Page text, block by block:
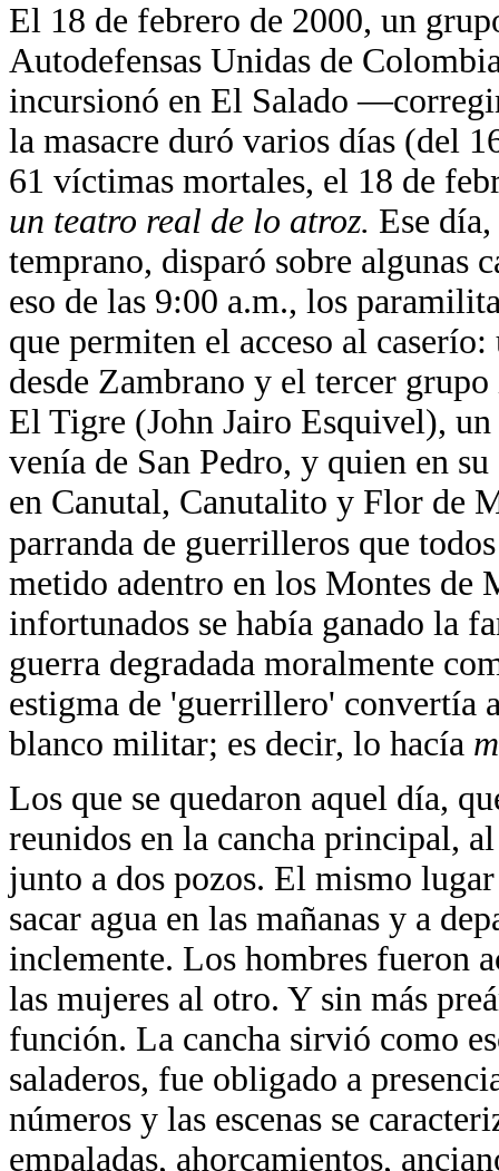
El 18 de febrero de 2000, un
Autodefensas Unidas de
incursionó en El Salado
la masacre duró varios días (del
61 víctimas mortales, el 18 de
un teatro real de lo atroz. Ese
temprano, disparó sobre algunas
eso de las 9:00 a.m., los
que permiten el acceso al
desde Zambrano y el tercer
El Tigre (John Jairo Esquivel),
venía de San Pedro, y quien en
en Canutal, Canutalito y Flor de
parranda de guerrilleros que
metido adentro en los Montes de
infortunados se había ganado la
guerra degradada moralmente
estigma de 'guerrillero' convertía
blanco militar; es decir, lo hacía
Los que se quedaron aquel día,
reunidos en la cancha principal,
junto a dos pozos. El mismo
sacar agua en las mañanas y a
inclemente. Los hombres fueron
las mujeres al otro. Y sin más
función. La cancha sirvió como
saladeros, fue obligado a
números y las escenas se
empaladas, ahorcamientos,